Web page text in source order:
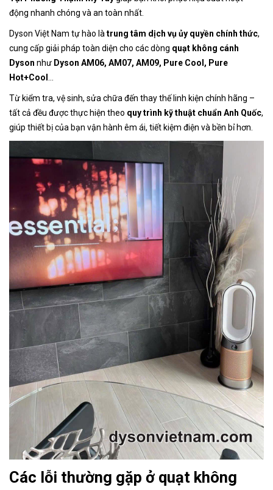
động nhanh chóng và an toàn nhất.
Dyson Việt Nam tự hào là trung tâm dịch vụ ủy quyền chính thức,
cung cấp giải pháp toàn diện cho các dòng quạt không cánh
Dyson như Dyson AM06, AM07, AM09, Pure Cool, Pure
Hot+Cool
Từ kiểm tra, vệ sinh, sửa chữa đến thay thế linh kiện chính hãng –
tất cả đều được thực hiện theo quy trình kỹ thuật chuẩn Anh Quốc,
giúp thiết bị của bạn vận hành êm ái, tiết kiệm điện và bền bỉ hơn.
Các lỗi thường gặp ở quạt không